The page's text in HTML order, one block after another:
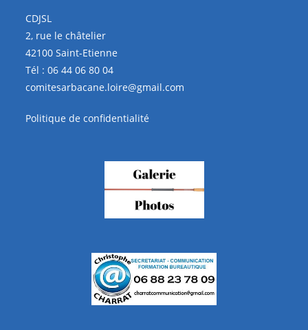
CDJSL
2, rue le châtelier
42100 Saint-Etienne
Tél :06 44 06 80 04
comitesarbacane.loire@gmail.com
Politique de confidentialité